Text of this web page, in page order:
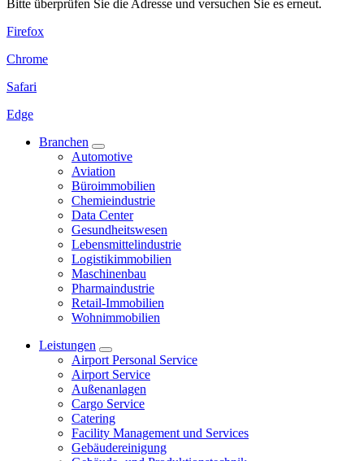
Bitte überprüfen Sie die Adresse und versuchen Sie es erneut.
Firefox
Chrome
Safari
Edge
Branchen
Automotive
Aviation
Büroimmobilien
Chemieindustrie
Data Center
Gesundheitswesen
Lebensmittelindustrie
Logistikimmobilien
Maschinenbau
Pharmaindustrie
Retail-Immobilien
Wohnimmobilien
Leistungen
Airport Personal Service
Airport Service
Außenanlagen
Cargo Service
Catering
Facility Management und Services
Gebäudereinigung